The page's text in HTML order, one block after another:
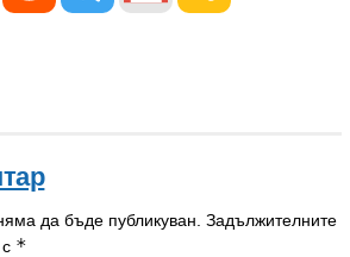
да бъде публикуван. Задължителните
*